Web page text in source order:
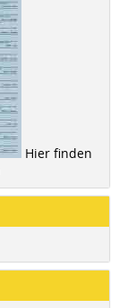
Hier finden